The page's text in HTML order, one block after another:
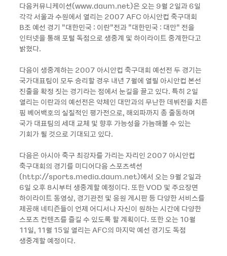
다음커뮤니케이션(www.daum.net)은 오는 9월 2일과 6일
각각 서울과 수원에서 열리는 2007 AFC 아시안컵 축구대회
B조 예선 경기 “대한민국 : 이란“전과 “대한민국 : 대만“ 전을
인터넷을 통해 포털 독점으로 생중계 및 하이라이트 중계한다고
밝혔다.
다음이 생중계하는 2007 아시안컵 축구대회 예선전 두 경기는
국가대표팀이 모두 승리할 경우 내년 7월에 열릴 아시안컵 본선
진출을 확정 짓는 경기라는 점에서 눈길을 끌고 있다. 특히 2일
열리는 이란과의 예선전은 약체인 대만과의 무난한 데뷔전을 치른
핌 베어백호의 실질적인 평가전으로, 해외파까지 총 출동하며
국가 대표팀의 세대 교체 및 향후 가능성을 가늠해볼 수 있는
기회가 될 것으로 기대되고 있다.
다음은 아시아 축구 최강자를 가리는 자리인 2007 아시안컵
축구대회의 경기를 미디어다음 스포츠섹션
(http://sports.media.daum.net)에서 오는 9월 2일과
6일 오후 8시부터 생중계할 예정이다. 또한 VOD 및 주요장면
하이라이트 동영상, 경기관전 및 응원 게시판 등 다양한 서비스를
제공해 네티즌들이 언제 어디서나 자신이 원하는 시간에 다양한
스포츠 컨텐츠를 즐길 수 있도록 할 계획이다. 또한 오는 10월
11일, 11월 15일 열리는 AFC의 마지막 예선 경기도 독점
생중계할 예정이다.